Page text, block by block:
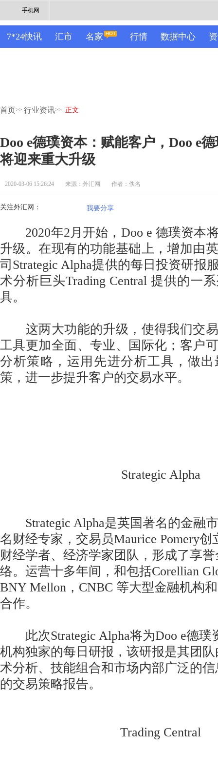
手机网
7*24快讯 汇市 名家 行情 数据中心
首页>> 行业资讯>> 正文
Doo e德璞资本：赋能客户，Doo e
将迎来重大升级
2020-03-06 15:26:24 来源：外汇网 作者：佚名
关注外汇网： 我要分享
2020年2月开始，Doo e 德璞资本
升级。在现有的功能基础上，增加由
司Strategic Alpha提供的每日投资研报
术分析巨头Trading Central 提供的一
具。
这两大功能的升级，使得我们交易
工具更加全面、专业、国际化；客户
分析策略，运用先进分析工具，做
策，进一步提升客户的交易水平。
Strategic Alpha
Strategic Alpha是英国著名的金融
名财经专家，交易员Maurice Pomery
财经学者、经济学家团队，形成了享
络。运营十多年间，和包括Corellian
BNY Mellon，CNBC 等大型金融机构
合作。
此次Strategic Alpha将为Doo e德璞
机构独家的每日研报，该研报是其团
术分析、技能组合和市场内部广泛的
的交易策略报告。
Trading Central